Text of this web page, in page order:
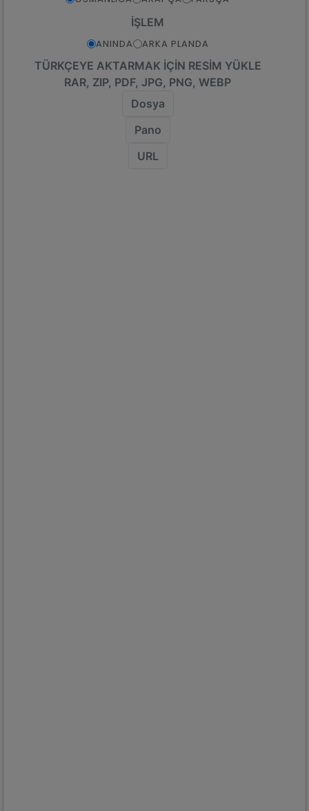
İŞLEM
ANINDA ARKA PLANDA
TÜRKÇEYE AKTARMAK IÇIN RESIM YÜKLE
RAR, ZIP, PDF, JPG, PNG, WEBP
Dosya
Pano
URL